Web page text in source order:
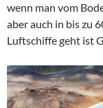
wenn man vom
aber auch in bis zu
Luftschiffe geht ist